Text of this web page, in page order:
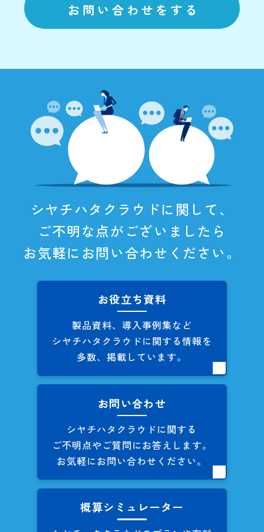
お問い合わせをする
シヤチハタクラウドに関して、
ご不明な点がございましたら
お気軽にお問い合わせください。
お役立ち資料
製品資料、導入事例集など
シヤチハタクラウドに関する情報を
多数、掲載しています。
お問い合わせ
シヤチハタクラウドに関する
ご不明点やご質問にお答えします。
お気軽にお問い合わせください。
概算シミュレーター